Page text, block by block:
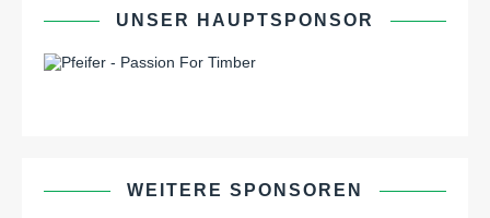
UNSER HAUPTSPONSOR
WEITERE SPONSOREN